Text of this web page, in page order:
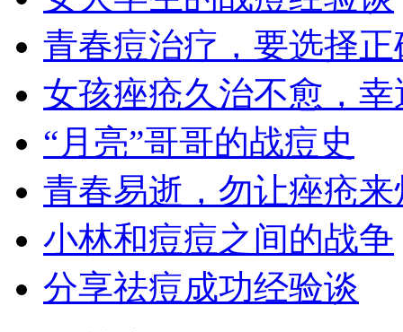
青春痘治疗，要选择
女孩痤疮久治不愈，
“月亮”哥哥的战痘史
青春易逝，勿让痤疮来
小林和痘痘之间的战争
分享祛痘成功经验谈